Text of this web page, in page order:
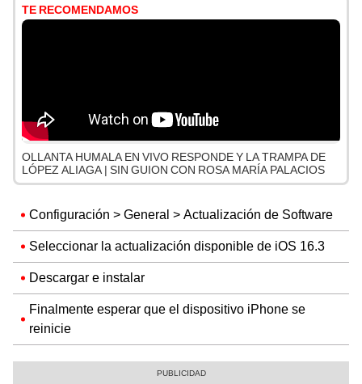
TE RECOMENDAMOS
OLLANTA HUMALA EN VIVO RESPONDE Y LA TRAMPA DE
LÓPEZ ALIAGA | SIN GUION CON ROSA MARÍA PALACIOS
Configuración > General > Actualización de Software
Seleccionar la actualización disponible de iOS 16.3
Descargar e instalar
Finalmente esperar que el dispositivo iPhone se
reinicie